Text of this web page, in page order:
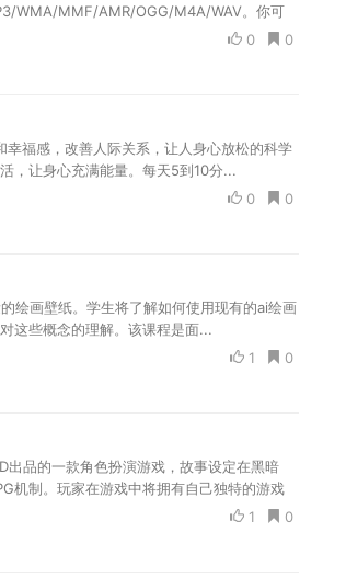
WMA/MMF/AMR/OGG/M4A/WAV。你可
0
0
福感，改善人际关系，让人身心放松的科学
，让身心充满能量。每天5到10分...
0
0
绘画壁纸。学生将了解如何使用现有的ai绘画
这些概念的理解。该课程是面...
0
1
出品的一款角色扮演游戏，故事设定在黑暗
机制。玩家在游戏中将拥有自己独特的游戏
成性的雇佣兵还是诡计多端的黑客，这些角 0
1